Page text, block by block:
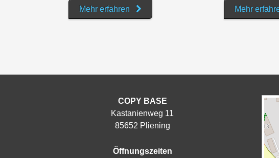
Mehr erfahren Mehr
COPY BASE
Kastanienweg 11
85652 Pliening
Öffnungszeiten